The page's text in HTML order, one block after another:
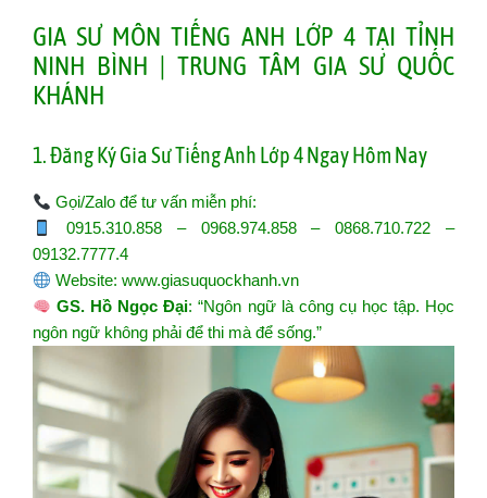
GIA SƯ MÔN TIẾNG ANH LỚP 4 TẠI TỈNH
NINH BÌNH | TRUNG TÂM GIA SƯ QUỐC
KHÁNH
1. Đăng Ký Gia Sư Tiếng Anh Lớp 4 Ngay Hôm Nay
Gọi/Zalo để tư vấn miễn phí:
0915.310.858 – 0968.974.858 – 0868.710.722 –
09132.7777.4
Website:www.giasuquockhanh.vn
GS. Hồ Ngọc Đại: “Ngôn ngữ là công cụ học tập. Học
ngôn ngữ không phải để thi mà để sống.”